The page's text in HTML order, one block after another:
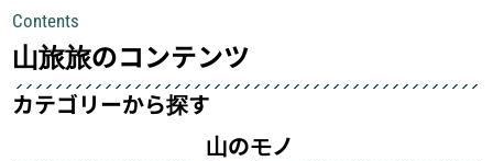
して安全にしてくれます
Contents
山旅旅のコンテンツ
カテゴリーから探す
山のモノ